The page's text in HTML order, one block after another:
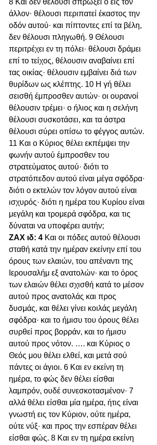
8 Και δεν θέλουσι σπρώξει ο είς τον
άλλον· θέλουσι περιπατεί έκαστος την
οδόν αυτού· και πίπτοντες επί τα βέλη,
δεν θέλουσι πληγωθή. 9 Θέλουσι
περιτρέχει εν τη πόλει· θέλουσι δράμει
επί το τείχος, θέλουσιν αναβαίνει επί
τας οικίας· θέλουσιν εμβαίνει διά των
θυρίδων ως κλέπτης. 10 Η γή θέλει
σεισθή έμπροσθεν αυτών· οι ουρανοί
θέλουσιν τρέμει· ο ήλιος και η σελήνη
θέλουσι συσκοτάσει, και τα άστρα
θέλουσι σύρει οπίσω το φέγγος αυτών.
11 Και ο Κύριος θέλει εκπέμψει την
φωνήν αυτού έμπροσθεν του
στρατεύματος αυτού· διότι το
στρατόπεδον αυτού είναι μέγα σφόδρα·
διότι ο εκτελών τον λόγον αυτού είναι
ισχυρός· διότι η ημέρα του Κυρίου είναι
μεγάλη και τρομερά σφόδρα, και τις
δύναται να υποφέρει αυτήν;
ZAX ιδ: 4 Και οι πόδες αυτού θέλουσι
σταθή κατά την ημέραν εκείνην επί του
όρους των ελαιών, του απέναντι της
Ιερουσαλήμ εξ ανατολών· και το όρος
των ελαιών θέλει σχισθή κατά το μέσον
αυτού προς ανατολάς και προς
δυσμάς, και θέλει γίνει κοιλάς μεγάλη
σφόδρα· και το ήμισυ του όρους θέλει
συρθεί προς βορράν, και το ήμισυ
αυτού προς νότον. …. και Κύριος ο
Θεός μου θέλει ελθεί, και μετά σού
πάντες οι άγιοι. 6 Και εν εκείνη τη
ημέρα, το φώς δεν θέλει είσθαι
λαμπρόν, ουδέ συνεσκοτασμένον· 7
αλλά θέλει είσθαι μία ημέρα, ήτις είναι
γνωστή εις τον Κύριον, ούτε ημέρα,
ούτε νύξ· και προς την εσπέραν θέλει
είσθαι φώς. 8 Και εν τη ημέρα εκείνη